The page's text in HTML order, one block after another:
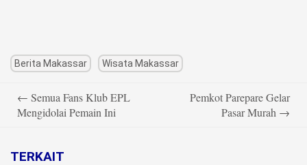
Berita Makassar Wisata Makassar
navigation
← Semua Fans Klub EPL
Mengidolai Pemain Ini
Pemkot Parepare Gelar
Pasar Murah →
TERKAIT